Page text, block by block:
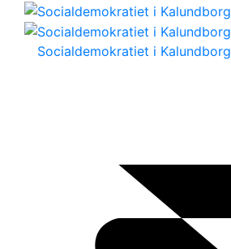
Socialdemokratiet i Kalundborg